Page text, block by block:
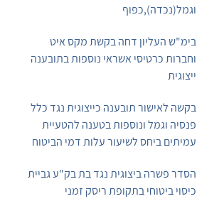
וגמל(נכדה),כפוף
בימ"ש העליון דחה בקשת מקס איט
וחברות כרטיסי אשראי נוספות בתובענה
ייצוגית
בקשה לאישור תובענה כייצוגית נגד כלל
פנסיה וגמל ונוספות בטענה להטעיית
עמיתים ביחס לשיעור עלות דמי הביטוח
הסדר פשרה ביצוגית נגד בת בק"ע גביית
כיסוי ביטוחי בתקופת ריסק זמני